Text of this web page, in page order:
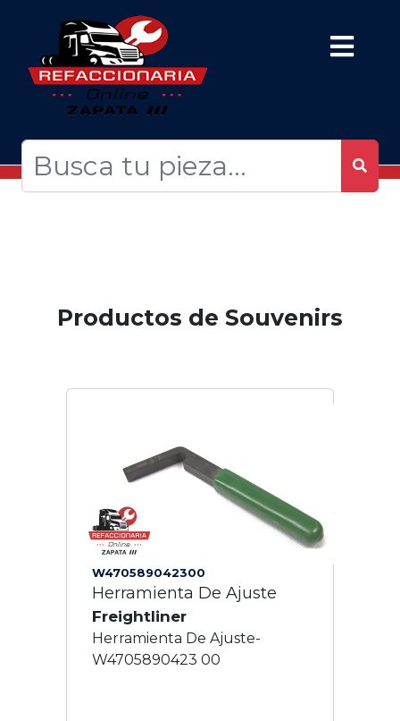
Productos de Souvenirs
W470589042300
Herramienta De Ajuste
Freightliner
Herramienta De Ajuste-
W4705890423 00